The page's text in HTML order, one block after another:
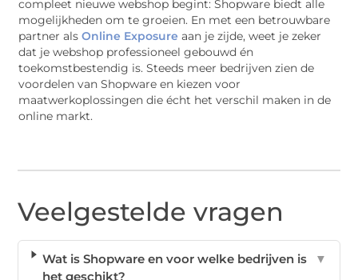
compleet nieuwe webshop begint: Shopware biedt alle
mogelijkheden om te groeien. En met een betrouwbare
partner alsOnline Exposure aan je zijde, weet je zeker
dat je webshop professioneel gebouwd én
toekomstbestendig is. Steeds meer bedrijven zien de
voordelen van Shopware en kiezen voor
maatwerkoplossingen die écht het verschil maken in de
online markt.
Veelgestelde vragen
Wat is Shopware en voor welke bedrijven is
het geschikt?
▼